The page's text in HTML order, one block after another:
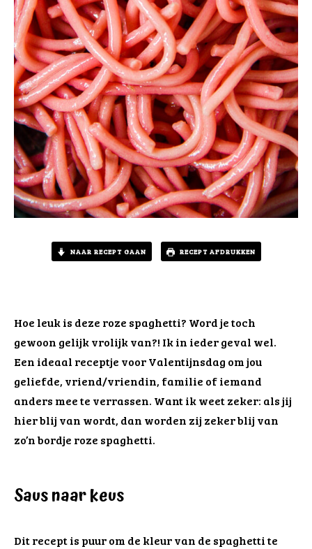
NAAR RECEPT GAAN RECEPT AFDRUKKEN
Hoe leuk is deze roze spaghetti? Word je toch
gewoon gelijk vrolijk van?! Ik in ieder geval wel.
Een ideaal receptje voor Valentijnsdag om jou
geliefde, vriend/vriendin, familie of iemand
anders mee te verrassen. Want ik weet zeker: als jij
hier blij van wordt, dan worden zij zeker blij van
zo’n bordje roze spaghetti.
Saus naar keus
Dit recept is puur om de kleur van de spaghetti te